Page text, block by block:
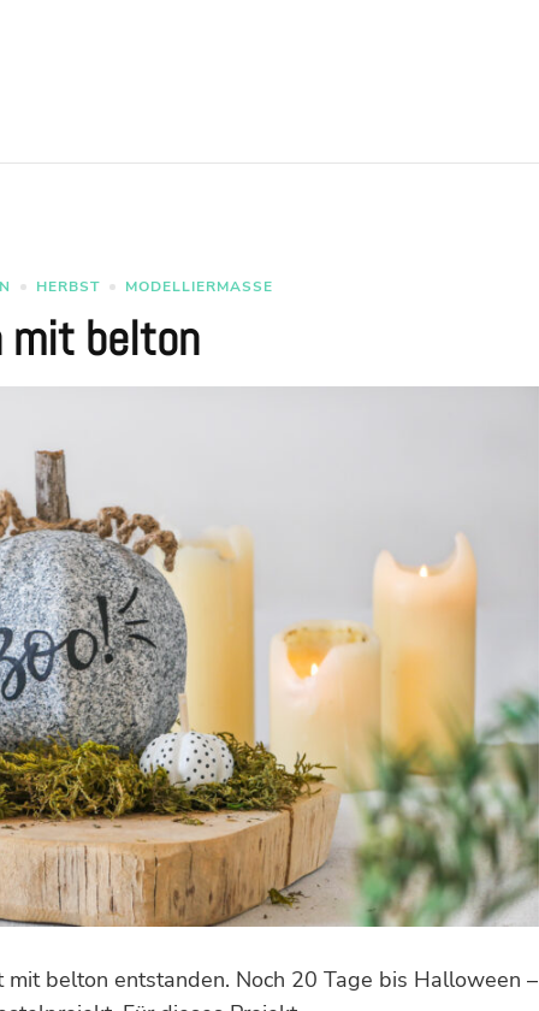
HERBST MODELLIERMASSE
mit belton
belton entstanden. Noch 20 Tage bis Halloween –